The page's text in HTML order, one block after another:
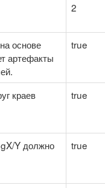
2
основе
артефакты
true
краев
true
Y должно
true